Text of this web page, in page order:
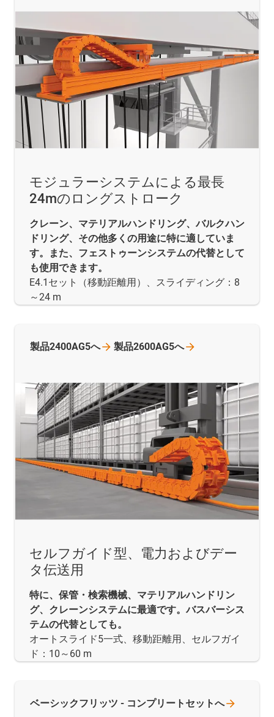
モジュラーシステムによる最長
24mのロングストローク
クレーン、マテリアルハンドリング、バルクハン
ドリング、その他多くの用途に特に適していま
す。また、フェストゥーンシステムの代替として
も使用できます。
E4.1セット（移動距離用）、スライディング：8
～24 m
セルフガイド型、電力およびデー
タ伝送用
特に、保管・検索機械、マテリアルハンドリン
グ、クレーンシステムに最適です。バスバーシス
テムの代替としても。
オートスライド5一式、移動距離用、セルフガイ
ド：10～60 m
製品2400AG5へ 製品2600AG5へ
ベーシックフリッツ - コンプリートセットへ